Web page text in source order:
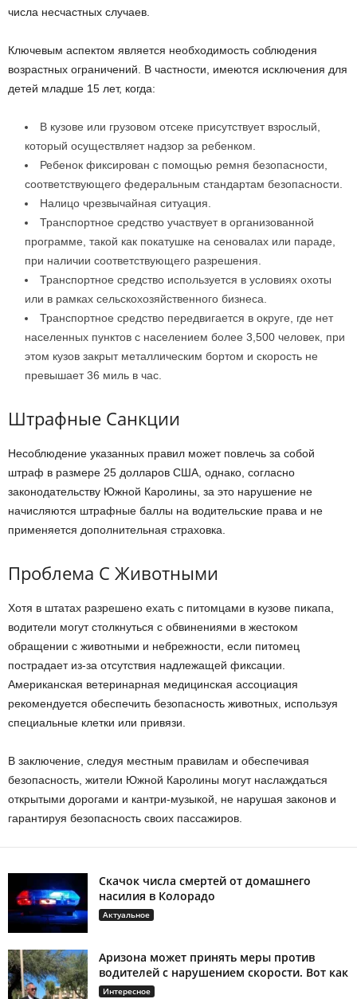
числа несчастных случаев.
Ключевым аспектом является необходимость соблюдения
возрастных ограничений. В частности, имеются исключения для
детей младше 15 лет, когда:
В кузове или грузовом отсеке присутствует взрослый,
который осуществляет надзор за ребенком.
Ребенок фиксирован с помощью ремня безопасности,
соответствующего федеральным стандартам безопасности.
Налицо чрезвычайная ситуация.
Транспортное средство участвует в организованной
программе, такой как покатушке на сеновалах или параде,
при наличии соответствующего разрешения.
Транспортное средство используется в условиях охоты
или в рамках сельскохозяйственного бизнеса.
Транспортное средство передвигается в округе, где нет
населенных пунктов с населением более 3,500 человек, при
этом кузов закрыт металлическим бортом и скорость не
превышает 36 миль в час.
Штрафные Санкции
Несоблюдение указанных правил может повлечь за собой
штраф в размере 25 долларов США, однако, согласно
законодательству Южной Каролины, за это нарушение не
начисляются штрафные баллы на водительские права и не
применяется дополнительная страховка.
Проблема С Животными
Хотя в штатах разрешено ехать с питомцами в кузове пикапа,
водители могут столкнуться с обвинениями в жестоком
обращении с животными и небрежности, если питомец
пострадает из-за отсутствия надлежащей фиксации.
Американская ветеринарная медицинская ассоциация
рекомендуется обеспечить безопасность животных, используя
специальные клетки или привязи.
В заключение, следуя местным правилам и обеспечивая
безопасность, жители Южной Каролины могут наслаждаться
открытыми дорогами и кантри-музыкой, не нарушая законов и
гарантируя безопасность своих пассажиров.
Скачок числа смертей от домашнего
насилия в Колорадо
Актуальное
Аризона может принять меры против
водителей с нарушением скорости. Вот как
Интересное